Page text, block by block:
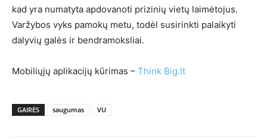
kad yra numatyta apdovanoti prizinių vietų laimėtojus.
Varžybos vyks pamokų metu, todėl susirinkti palaikyti
dalyvių galės ir bendramoksliai.
Mobiliųjų aplikacijų kūrimas – Think Big.lt
GAIRĖS saugumas VU